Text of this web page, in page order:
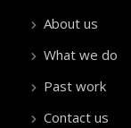
About us
What we do
Past work
Contact us